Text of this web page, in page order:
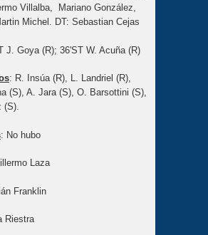
Villalba, Mariano González,
Michel. DT: Sebastian Cejas
J. Goya (R); 36'ST W. Acuña (R)
: R. Insúa (R), L. Landriel (R),
(S), A. Jara (S), O. Barsottini (S),
(S).
: No hubo
Laza
Franklin
Riestra